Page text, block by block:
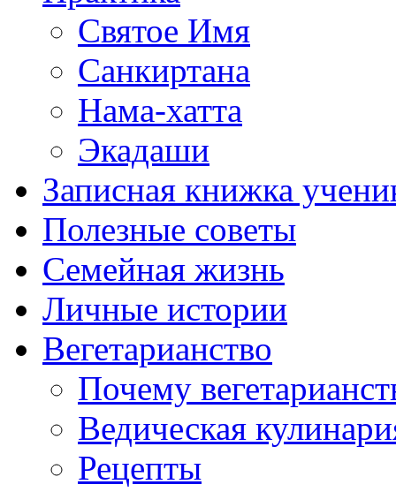
Святое Имя
Санкиртана
Нама-хатта
Экадаши
Записная книжка
Полезные советы
Семейная жизнь
Личные истории
Вегетарианство
Почему
Ведическая
Рецепты